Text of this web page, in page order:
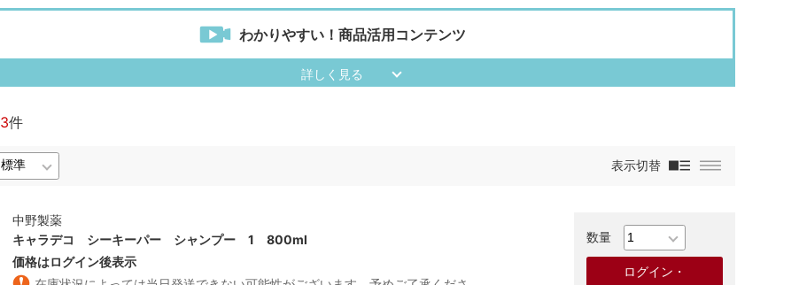
わかりやすい！商品活用コンテンツ
3件
表示切替
中野製薬
キャラデコ シーキーパー シャンプー 1 800ml
価格はログイン後表示
ログイン・